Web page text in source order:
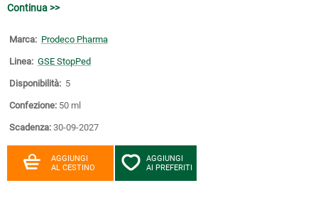
Continua >>
Marca: Prodeco Pharma
Linea: GSE StopPed
Disponibilità: 5
Confezione: 50 ml
Scadenza: 30-09-2027
AGGIUNGI
AL CESTINO
AGGIUNGI
AI PREFERITI